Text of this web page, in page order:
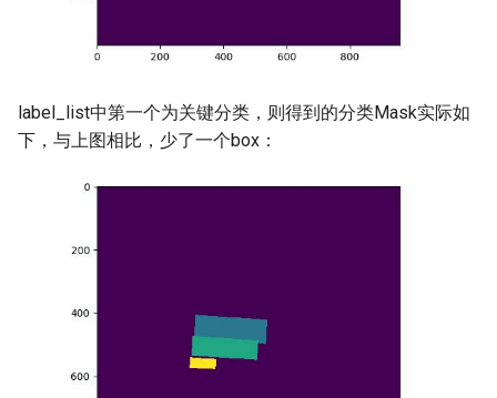
label_list中第一个为关键分类，则得到的分类Mask实际如
下，与上图相比，少了一个box：